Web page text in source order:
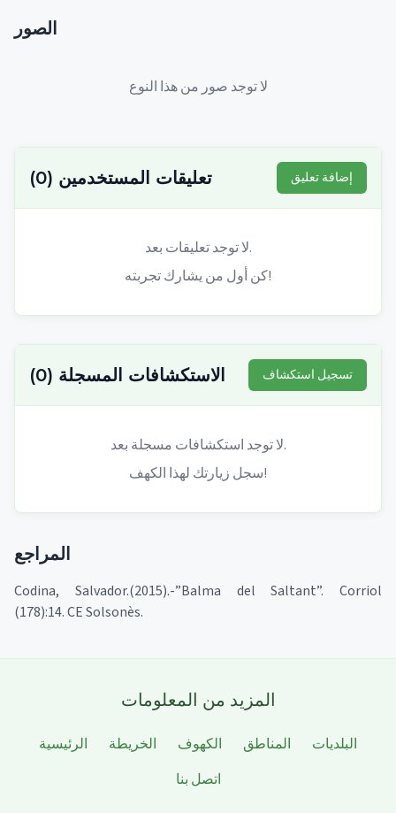
الصور
لا توجد صور من هذا النوع
تعليقات المستخدمين (
0
) إضافة تعليق
لا توجد تعليقات بعد.
كن أول من يشارك تجربته!
الاستكشافات المسجلة (
0
) تسجيل استكشاف
لا توجد استكشافات مسجلة بعد.
سجل زيارتك لهذا الكهف!
المراجع
Codina, Salvador.(2015).-”Balma del Saltant”. Corriol
(178):14. CE Solsonès.
المزيد من المعلومات
الرئيسية الخريطة الكهوف المناطق
البلديات
اتصل بنا